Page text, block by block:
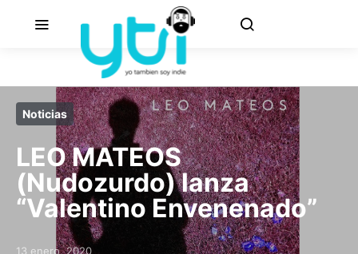
Noticias
LEO MATEOS
(Nudozurdo) lanza
“Valentino Envenenado”
13 enero, 2020